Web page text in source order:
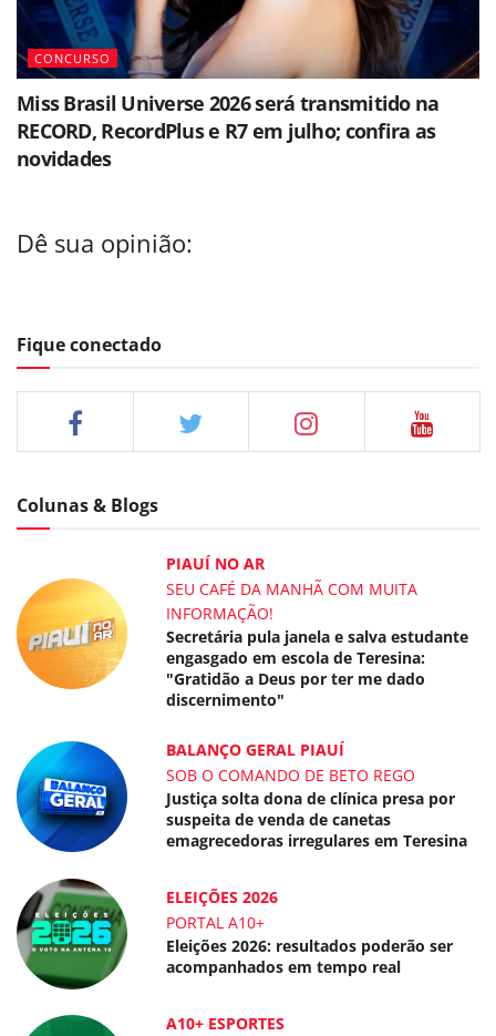
CONCURSO
Miss Brasil Universe 2026 será transmitido na
RECORD, RecordPlus e R7 em julho; confira as
novidades
Dê sua opinião:
Fique conectado
Colunas & Blogs
PIAUÍ NO AR
SEU CAFÉ DA MANHÃ COM MUITA
INFORMAÇÃO!
Secretária pula janela e salva estudante
engasgado em escola de Teresina:
"Gratidão a Deus por ter me dado
discernimento"
BALANÇO GERAL PIAUÍ
SOB O COMANDO DE BETO REGO
Justiça solta dona de clínica presa por
suspeita de venda de canetas
emagrecedoras irregulares em Teresina
ELEIÇÕES 2026
PORTAL A10+
Eleições 2026: resultados poderão ser
acompanhados em tempo real
A10+ ESPORTES